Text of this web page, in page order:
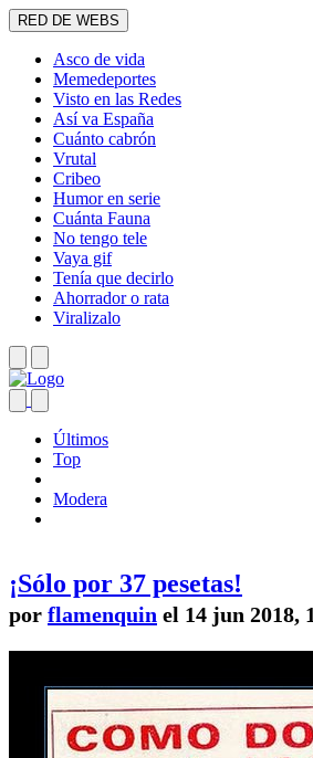
RED DE WEBS
Asco de vida
Memedeportes
Visto en las Redes
Así va España
Cuánto cabrón
Vrutal
Cribeo
Humor en serie
Cuánta Fauna
No tengo tele
Vaya gif
Tenía que decirlo
Ahorrador o rata
Viralizalo
Últimos
Top
Modera
¡Sólo por 37 pesetas!
por flamenquin el 14 jun 2018,